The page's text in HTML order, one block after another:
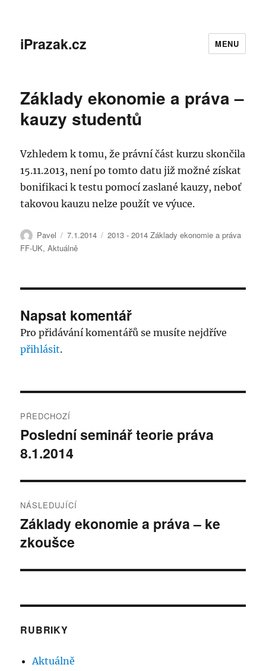
iPrazak.cz MENU
Základy ekonomie a práva –
kauzy studentů
Vzhledem k tomu, že právní část kurzu skončila
15.11.2013, není po tomto datu již možné získat
bonifikaci k testu pomocí zaslané kauzy, neboť
takovou kauzu nelze použít ve výuce.
Autor:
Pavel Publikováno:
7.1.2014 Rubriky:
2013 - 2014 Základy ekonomie a práva
FF-UK,Aktuálně
Napsat komentář
Pro přidávání komentářů se musíte nejdříve
přihlásit.
pro
příspěvek
PŘEDCHOZÍ
Předchozí
příspěvek:
Poslední seminář teorie práva
8.1.2014
NÁSLEDUJÍCÍ
Následující
příspěvek:
Základy ekonomie a práva – ke
zkoušce
RUBRIKY
Aktuálně